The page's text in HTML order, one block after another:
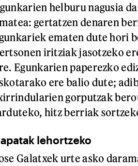
helburu nagusia
gertatzen denaren
ematen dute hori
iritziak jasotzeko
Egunkarien paperezko
ere balio dute;
gorputzak
hitz berriak
lehortzeko
Galatxek urte asko